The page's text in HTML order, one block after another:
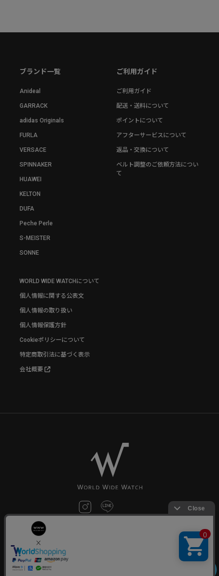
ブランド一覧
Anideal
GARRACK
adidas Originals
FURLA
VERSACE
SPINNAKER
HUAWEI
KELTON
DUFA
Peche Perle
S-MEISTER
SONNE
ご利用ガイド
ご利用ガイド
配送・送料について
ポイントについて
アフターサービスについて
返品・交換について
ベルト調整のご依頼方法につい
て
WORLD WIDE WATCHについて
個人情報に関する公表文
個人情報の取り扱い
個人情報保護方針
Cookieポリシーについて
特定商取引法に基づく表示
会社概要
©World Wide Watch All Rights reserved.